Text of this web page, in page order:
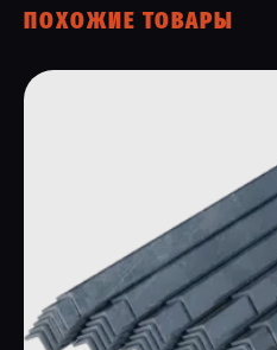
ПОХОЖИЕ ТОВАРЫ